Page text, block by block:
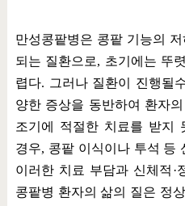
만성콩팥병은 콩팥 기능의
되는 질환으로, 초기에는 뚜
렵다. 그러나 질환이 진행될
양한 증상을 동반하여 환자
조기에 적절한 치료를 받지
경우, 콩팥 이식이나 투석 등
이러한 치료 부담과 신체적 ·
콩팥병 환자의 삶의 질은 정